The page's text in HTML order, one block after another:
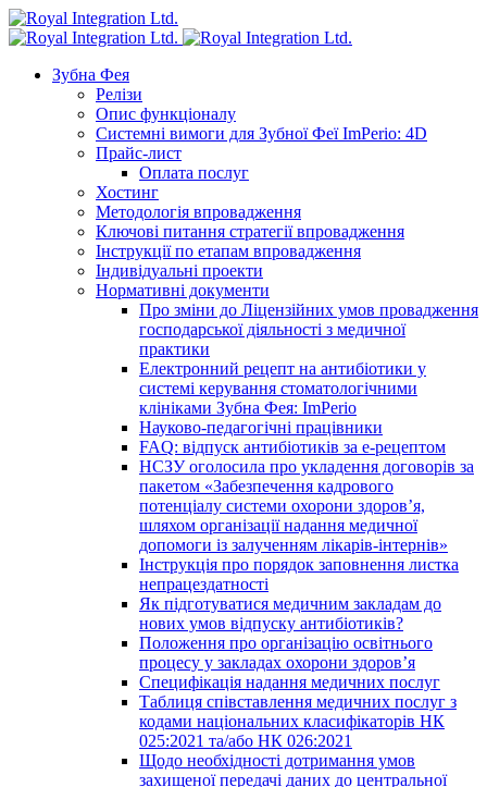
Зубна Фея
Релізи
Опис функціоналу
Системні вимоги для Зубної Феї ImPerio: 4D
Прайс-лист
Оплата послуг
Хостинг
Методологія впровадження
Ключові питання стратегії впровадження
Інструкції по етапам впровадження
Індивідуальні проекти
Нормативні документи
Про зміни до Ліцензійних умов провадження
господарської діяльності з медичної
практики
Електронний рецепт на антибіотики у
системі керування стоматологічними
клініками Зубна Фея: ImPerio
Науково-педагогічні працівники
FAQ: відпуск антибіотиків за е-рецептом
НСЗУ оголосила про укладення договорів за
пакетом «Забезпечення кадрового
потенціалу системи охорони здоров’я,
шляхом організації надання медичної
допомоги із залученням лікарів-інтернів»
Інструкція про порядок заповнення листка
непрацездатності
Як підготуватися медичним закладам до
нових умов відпуску антибіотиків?
Положення про організацію освітнього
процесу у закладах охорони здоров’я
Специфікація надання медичних послуг
Таблиця співставлення медичних послуг з
кодами національних класифікаторів НК
025:2021 та/або НК 026:2021
Щодо необхідності дотримання умов
захищеної передачі даних до центральної